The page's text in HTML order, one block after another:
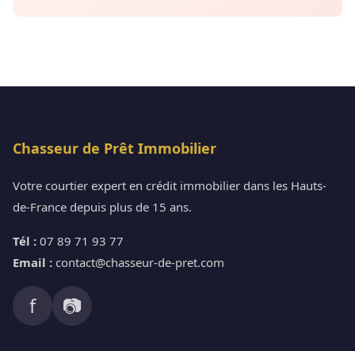
Chasseur de Prêt Immobilier
Votre courtier expert en crédit immobilier dans les Hauts-
de-France depuis plus de 15 ans.
Tél : 07 89 71 93 77
Email : contact@chasseur-de-pret.com
f 📷